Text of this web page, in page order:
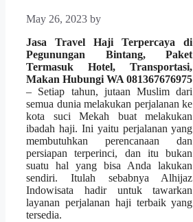
May 26, 2023 by
Jasa Travel Haji Terpercaya di
Pegunungan Bintang, Paket
Termasuk Hotel, Transportasi,
Makan Hubungi WA 081367676975
– Setiap tahun, jutaan Muslim dari
semua dunia melakukan perjalanan ke
kota suci Mekah buat melakukan
ibadah haji. Ini yaitu perjalanan yang
membutuhkan perencanaan dan
persiapan terperinci, dan itu bukan
suatu hal yang bisa Anda lakukan
sendiri. Itulah sebabnya Alhijaz
Indowisata hadir untuk tawarkan
layanan perjalanan haji terbaik yang
tersedia.